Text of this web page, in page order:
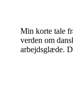
Min korte tale
verden om
arbejdsglæde.